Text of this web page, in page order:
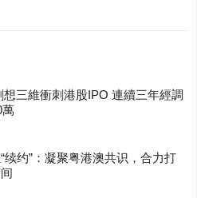
想三維衝刺港股IPO 連續三年經調
萬
续约”：凝聚粤港澳共识，合力打